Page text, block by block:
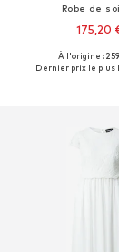
Robe de
175,20
Tailles
À l'origine :
Dernier prix le plus